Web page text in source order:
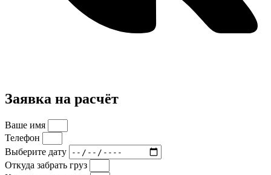
Заявка на расчёт
Ваше имя
Телефон
Выберите дату
Откуда забрать груз